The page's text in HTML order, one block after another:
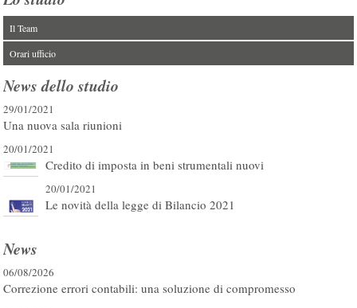
Il Team
Orari ufficio
News dello studio
29/01/2021
Una nuova sala riunioni
20/01/2021
Credito di imposta in beni strumentali nuovi
20/01/2021
Le novità della legge di Bilancio 2021
News
06/08/2026
Correzione errori contabili: una soluzione di compromesso